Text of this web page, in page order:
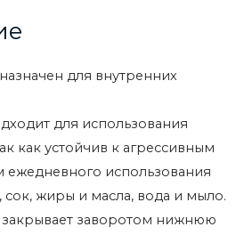
для внутренних
для использования
как устойчив к агрессивным
использования
сок, жиры и масла, вода и мыло.
заворотом нижнюю